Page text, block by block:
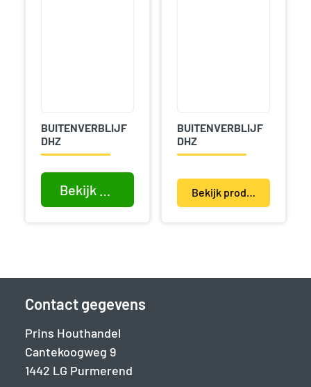
BUITENVERBLIJF
DHZ
Bekijk product
BUITENVERBLIJF
DHZ
Bekijk product(en)
Contact gegevens
Prins Houthandel
Cantekoogweg 9
1442 LG Purmerend